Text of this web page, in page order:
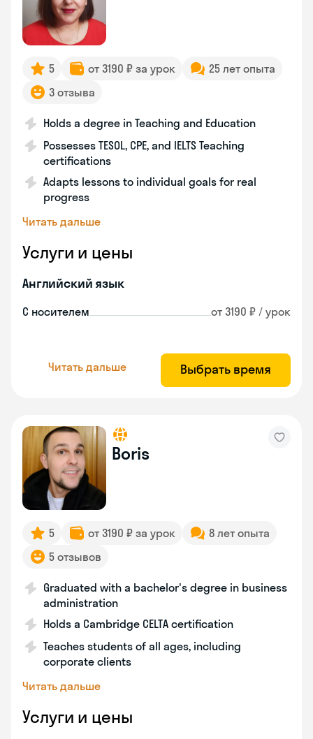
5 от 3190 ₽ за урок
25 лет опыта
3 отзыва
Holds a degree in Teaching and Education
Possesses TESOL, CPE, and IELTS Teaching
certifications
Adapts lessons to individual goals for real
progress
Читать дальше
Услуги и цены
Английский язык
С носителем от 3190 ₽ / урок
Читать дальше Выбрать время
Boris
5 от 3190 ₽ за урок
8 лет опыта
5 отзывов
Graduated with a bachelor's degree in business
administration
Holds a Cambridge CELTA certification
Teaches students of all ages, including
corporate clients
Читать дальше
Услуги и цены